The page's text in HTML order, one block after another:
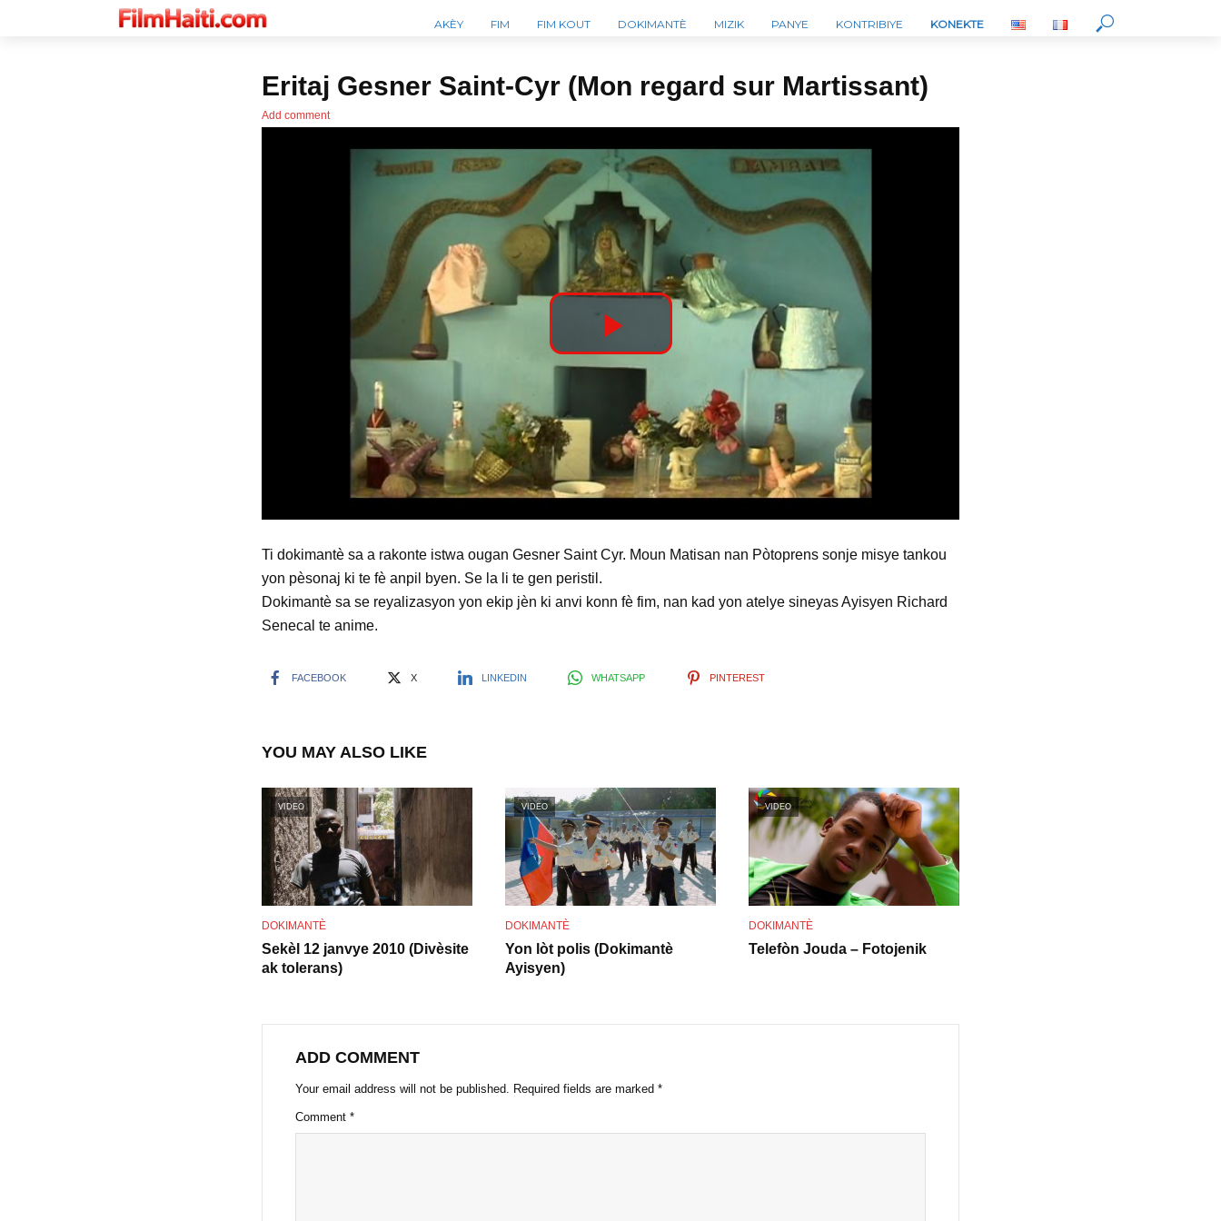
AKÈY FIM FIM KOUT DOKIMANTÈ MIZIK PANYE KONTRIBIYE KONEKTE
Eritaj Gesner Saint-Cyr (Mon regard sur Martissant)
Add comment
P
a
y
V
e
o
Ti dokimantè sa a rakonte istwa ougan Gesner Saint Cyr. Moun Matisan nan Pòtoprens sonje misye tankou
yon pèsonaj ki te fè anpil byen. Se la li te gen peristil.
Dokimantè sa se reyalizasyon yon ekip jèn ki anvi konn fè fim, nan kad yon atelye sineyas Ayisyen Richard
Senecal te anime.
FACEBOOK X LINKEDIN WHATSAPP PINTEREST
YOU MAY ALSO LIKE
VIDEO
DOKIMANTÈ
Sekèl 12 janvye 2010 (Divèsite
ak tolerans)
VIDEO
DOKIMANTÈ
Yon lòt polis (Dokimantè
Ayisyen)
VIDEO
DOKIMANTÈ
Telefòn Jouda – Fotojenik
ADD COMMENT
Your email address will not be published. Required fields are marked *
Comment *